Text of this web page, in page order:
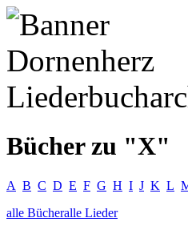
Bücher zu "X"
A B C D E F G H I J K L
alle Bücheralle Lieder